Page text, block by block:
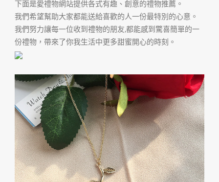
下面是愛禮物網站提供各式有趣、創意的禮物推薦。
我們希望幫助大家都能送給喜歡的人一份最特別的心意。
我們努力讓每一位收到禮物的朋友,都能感到驚喜簡單的一
份禮物，帶來了你我生活中更多甜蜜開心的時刻。